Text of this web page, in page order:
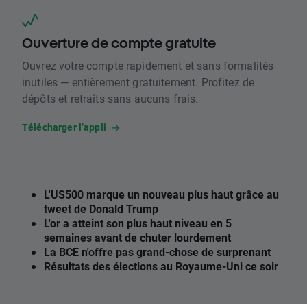
Ouverture de compte gratuite
Ouvrez votre compte rapidement et sans formalités
inutiles — entièrement gratuitement. Profitez de
dépôts et retraits sans aucuns frais.
Télécharger l’appli
L'US500 marque un nouveau plus haut grâce au
tweet de Donald Trump
L'or a atteint son plus haut niveau en 5
semaines avant de chuter lourdement
La BCE n'offre pas grand-chose de surprenant
Résultats des élections au Royaume-Uni ce soir